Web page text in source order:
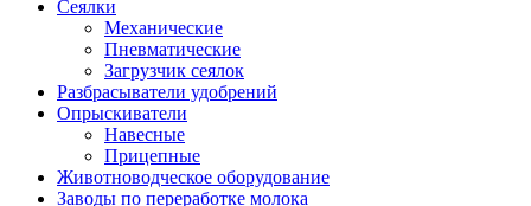
Сеялки
Механические
Пневматические
Загрузчик сеялок
Разбрасыватели удобрений
Опрыскиватели
Навесные
Прицепные
Животноводческое оборудование
Заводы по переработке молока